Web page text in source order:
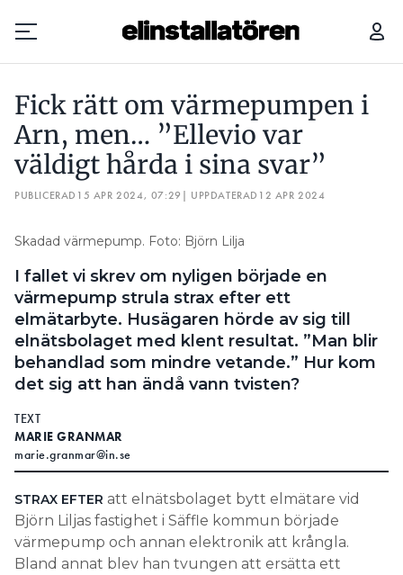
Prenumerera
Hantera prenumeration
Annonsera
Läs E-tidningen
Om tidningen
Kontakt
Personuppgifter
Search for:
Fick rätt om värmepumpen i
Arn, men… ”Ellevio var
väldigt hårda i sina svar”
PUBLICERAD 15 APR 2024, 07:29 | UPPDATERAD 12 APR 2024
Skadad värmepump. Foto: Björn Lilja
I fallet vi skrev om nyligen började en
värmepump strula strax efter ett
elmätarbyte. Husägaren hörde av sig till
elnätsbolaget med klent resultat. ”Man blir
behandlad som mindre vetande.” Hur kom
det sig att han ändå vann tvisten?
TEXT
MARIE GRANMAR
marie.granmar@in.se
STRAX EFTER att elnätsbolaget bytt elmätare vid
Björn Liljas fastighet i Säffle kommun började
värmepump och annan elektronik att krångla.
Bland annat blev han tvungen att ersätta ett